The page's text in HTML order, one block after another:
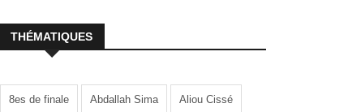
THÉMATIQUES
8es de finale Abdallah Sima Aliou Cissé